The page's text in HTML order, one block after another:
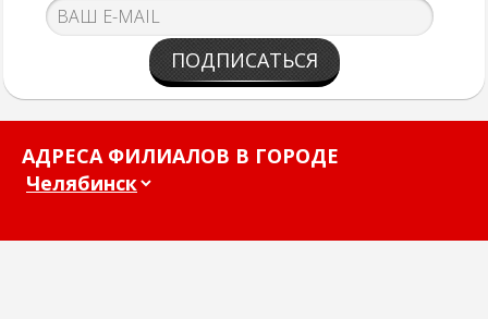
ПОДПИСАТЬСЯ
АДРЕСА ФИЛИАЛОВ В ГОРОДЕ